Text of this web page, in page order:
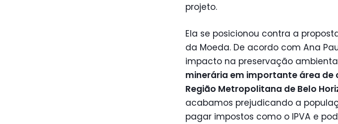
projeto.
Ela se posicionou contra a
da Moeda. De acordo com Ana
impacto na preservação
minerária em importante área
Região Metropolitana de Belo
acabamos prejudicando a
pagar impostos como o IPVA e